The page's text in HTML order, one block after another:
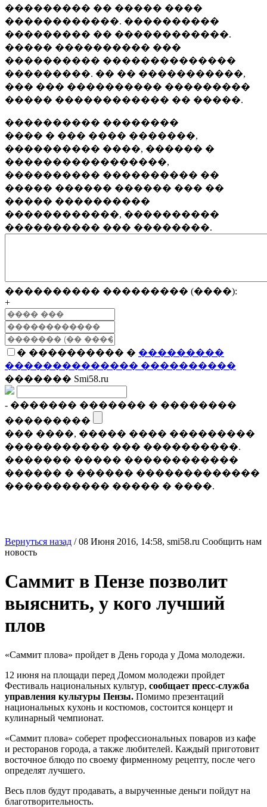
��������� �� ����� ����
������������. ����������
��������� �� ������������.
����� ���������� ���
���������� ��������������
���������. �� �� �����������,
��� ��� ���������� ���������
����� ������������ �� �����.
���������� ��������
���� � ��� ���� �������,
���������� ����, ������ �
�����������������,
���������� ���������� ��
����� ������ ������ ��� ��
����� ����������
������������, ����������
���������� ��� ��������.
���������� ��������� (����):
+
� ���������� � ���������
�������������� ����������
������� Smi58.ru
- ������� ������� � ��������
���������
��� ����, ����� ���� ���������
����������� ��� ����������.
������� ����� ������������
������ � ������ �������������
����������� ����� � ����.
Вернуться назад /08 Июня 2016, 14:58, smi58.ru Сообщить нам
новость
Саммит в Пензе позволит
выяснить, у кого лучший
плов
«Саммит плова» пройдет в День города у Дома молодежи.
12 июня на площади перед Домом молодежи пройдет
Фестиваль национальных культур, сообщает пресс-служба
управления культуры Пензы. Помимо презентаций
национальных кухонь и костюмов, состоится концерт и
кулинарный чемпионат.
«Саммит плова» соберет профессиональных поваров из кафе
и ресторанов города, а также любителей. Каждый приготовит
восточное блюдо по своему фирменному рецепту, после чего
определят лучшего.
Весь плов будут продавать, а вырученные деньги пойдут на
благотворительность.